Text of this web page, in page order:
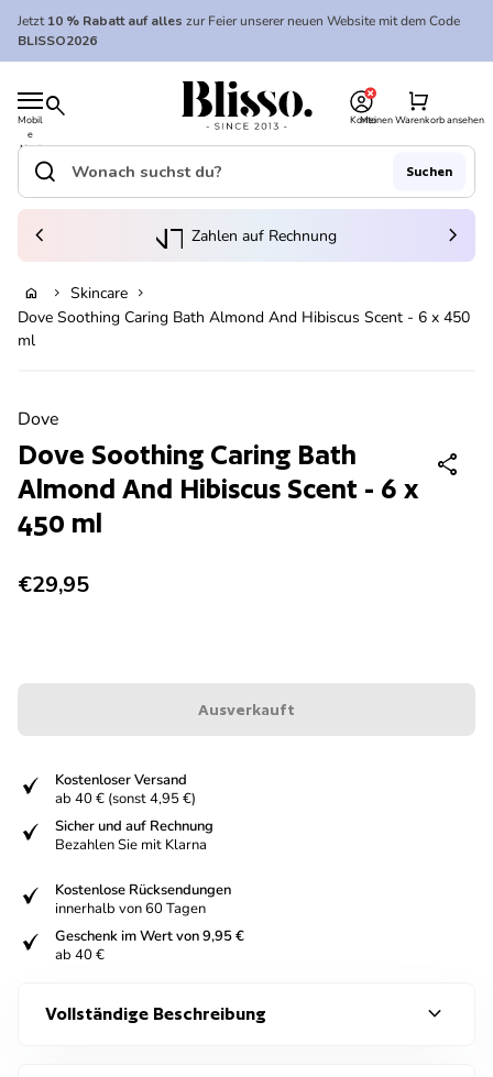
Zum Inhalt springen
Jetzt10 % Rabatt auf alles zur Feier unserer neuen Website mit dem Code
BLISSO2026
Mobil
e
Navi
gatio
search
Startseite
Konto
Meinen Warenkorb ansehen
shopping_cart
Startseite
Suche"
search Suchen
(Link öffnet in neuem Tab/Fenster)
Zahlen auf Rechnung
chevron_left chevron_right
home chevron_right Skincare chevron_right
Dove Soothing Caring Bath Almond And Hibiscus Scent - 6 x 450
ml
Dove
Dove Soothing Caring Bath
Almond And Hibiscus Scent - 6 x
450 ml
share
Regulärer Preis
€29,95
Ausverkauft
Kostenloser Versand
ab 40 € (sonst 4,95 €)
Sicher und auf Rechnung
Bezahlen Sie mit Klarna
Kostenlose Rücksendungen
innerhalb von 60 Tagen
Geschenk im Wert von 9,95 €
ab 40 €
Vollständige Beschreibung expand_more